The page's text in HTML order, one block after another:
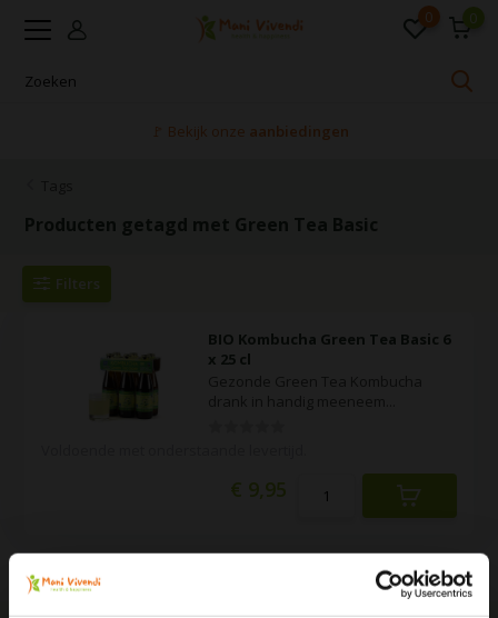
0 0
🚩 Bekijk onze aanbiedingen
Producten getagd met Green Tea Basic
Filters
BIO Kombucha Green Tea Basic 6
x 25 cl
€ 9,95